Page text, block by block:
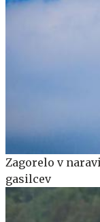
Zagorelo v
gasilcev